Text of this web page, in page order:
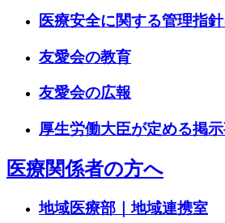
医療安全に関する管理指
友愛会の教育
友愛会の広報
厚生労働大臣が定める掲
医療関係者の方へ
地域医療部｜地域連携室